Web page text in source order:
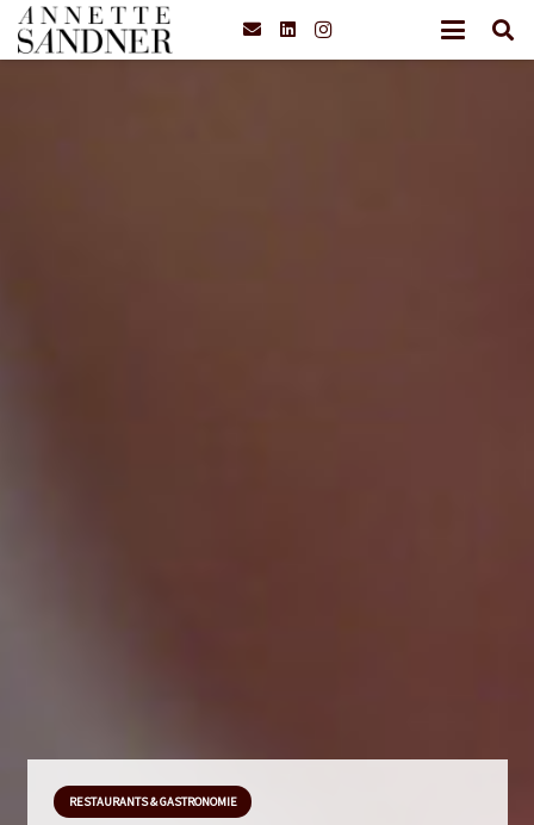
RESTAURANTS & GASTRONOMIE